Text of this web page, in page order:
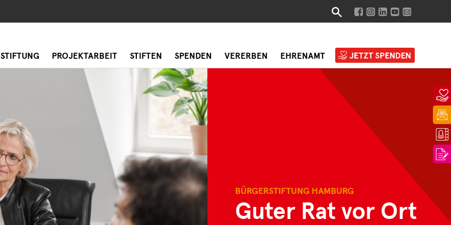
PROJEKTARBEIT STIFTEN SPENDEN VERERBEN EHRENAMT
BÜRGERSTIFTUNG HAMBURG
Guter Rat vor Ort